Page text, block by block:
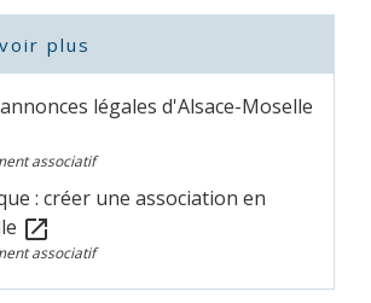
plus
légales d'Alsace-Moselle
associatif
: créer une association en
open_in_new
associatif